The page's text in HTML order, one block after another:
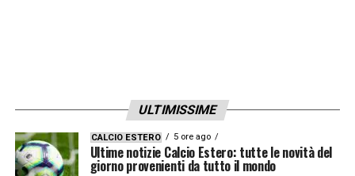
ULTIMISSIME
CALCIO ESTERO 5 ore ago
Ultime notizie Calcio Estero: tutte le novità del
giorno provenienti da tutto il mondo